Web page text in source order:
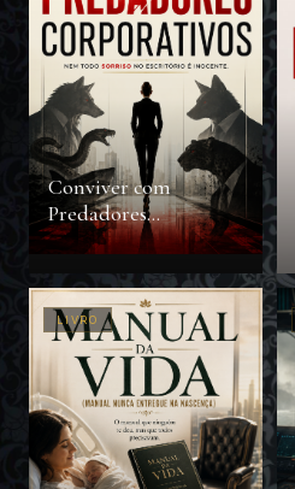
Conviver com
Predadores
Corporativos
LIVRO